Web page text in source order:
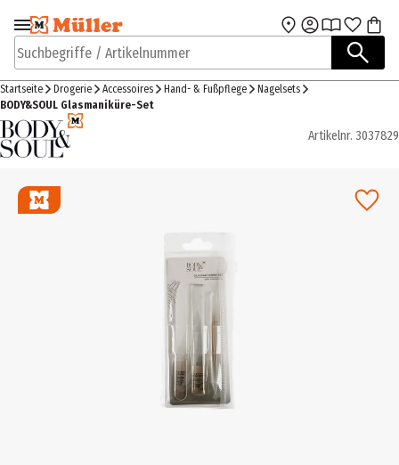
Zur Navigation
springen
Zum Hauptinhalt
Suchbegriffe / Artikelnummer
Startseite Drogerie Accessoires Hand- & Fußpflege
Nagelsets
BODY&SOUL Glasmaniküre-Set
Artikelnr. 3037829